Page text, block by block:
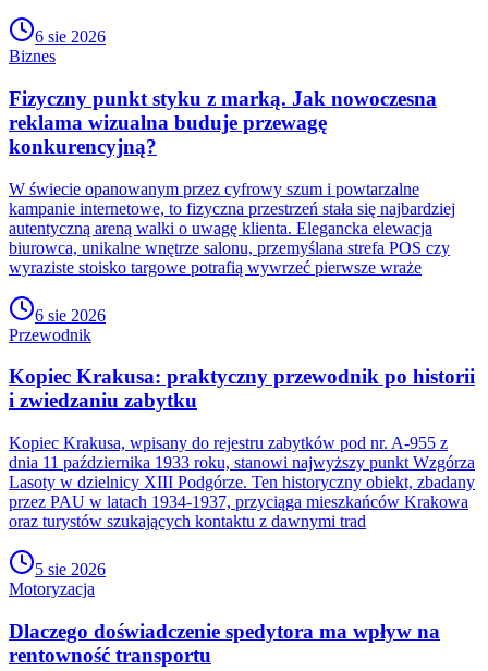
6 sie 2026
Biznes
Fizyczny punkt styku z marką. Jak nowoczesna
reklama wizualna buduje przewagę
konkurencyjną?
W świecie opanowanym przez cyfrowy szum i powtarzalne
kampanie internetowe, to fizyczna przestrzeń stała się najbardziej
autentyczną areną walki o uwagę klienta. Elegancka elewacja
biurowca, unikalne wnętrze salonu, przemyślana strefa POS czy
wyraziste stoisko targowe potrafią wywrzeć pierwsze wraże
6 sie 2026
Przewodnik
Kopiec Krakusa: praktyczny przewodnik po historii
i zwiedzaniu zabytku
Kopiec Krakusa, wpisany do rejestru zabytków pod nr. A-955 z
dnia 11 października 1933 roku, stanowi najwyższy punkt Wzgórza
Lasoty w dzielnicy XIII Podgórze. Ten historyczny obiekt, zbadany
przez PAU w latach 1934-1937, przyciąga mieszkańców Krakowa
oraz turystów szukających kontaktu z dawnymi trad
5 sie 2026
Motoryzacja
Dlaczego doświadczenie spedytora ma wpływ na
rentowność transportu